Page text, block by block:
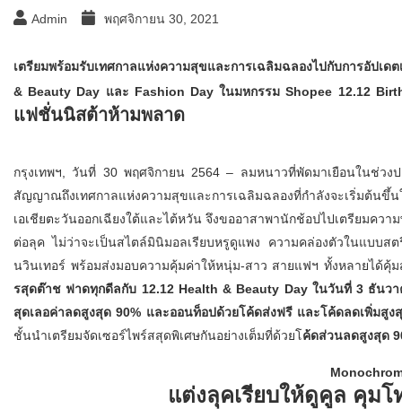
Admin พฤศจิกายน 30, 2021
เตรียมพร้อมรับเทศกาลแห่งความสุขและการเฉลิมฉลองไปกับการอัปเ
& Beauty Day และ Fashion Dayในมหกรรม Shopee 12.12
แฟชั่นนิสต้าห้ามพลาด
กรุงเทพฯ, วันที่ 30 พฤศจิกายน 2564 – ลมหนาวที่พัดมาเยือนในช่วง
สัญญาณถึงเทศกาลแห่งความสุขและการเฉลิมฉลองที่กำลังจะเริ่มต้
เอเชียตะวันออกเฉียงใต้และไต้หวัน จึงขออาสาพานักช้อปไปเตรียมค
ต่อลุค ไม่ว่าจะเป็นสไตล์มินิมอลเรียบหรูดูแพง ความคล่องตัวในแบ
นวินเทอร์ พร้อมส่งมอบความคุ้มค่าให้หนุ่ม-สาว สายแฟฯ ทั้งหลายได้คุ้
รสุดต๊าช ฟาดทุกดีลกับ 12.12 Health & Beauty Day ในวันที่ 3 ธันวา
สุดเลอค่าลดสูงสุด 90% และออนท็อปด้วยโค้ดส่งฟรี และโค้ดลดเพิ่มสูง
ชั้นนำเตรียมจัดเซอร์ไพร์สสุดพิเศษกันอย่างเต็มที่ด้วยโค้ดส่วนลดสูงสุด
แต่งลุคเรียบให้ดูคูล คุม